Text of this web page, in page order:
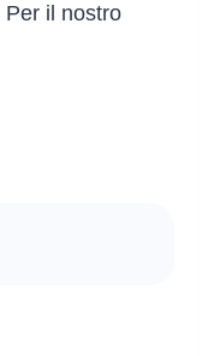
Per il nostro